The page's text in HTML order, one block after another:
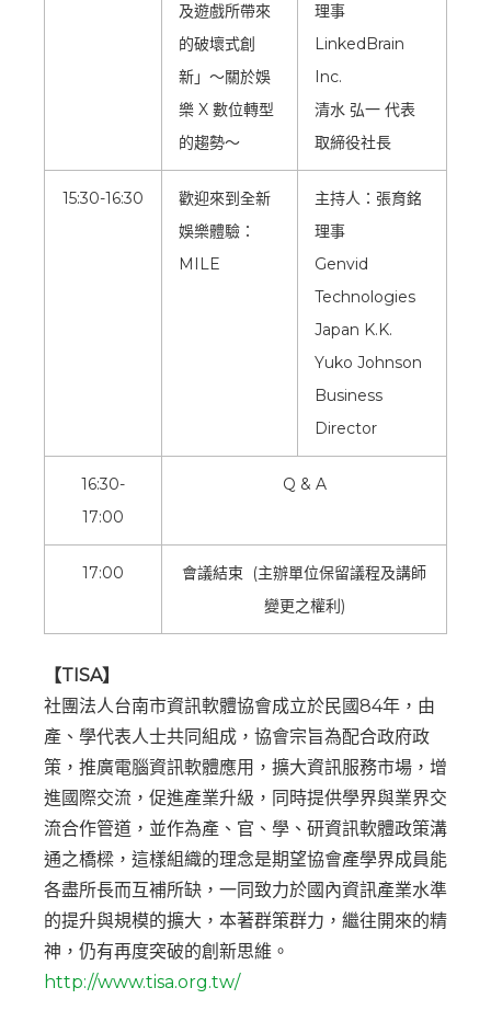
及遊戲所帶來
的破壞式創
新」～關於娛
樂 X 數位轉型
的趨勢～
理事
LinkedBrain
Inc.
清水 弘一 代表
取締役社長
15:30-16:30
歡迎來到全新
娛樂體驗：
MILE
主持人：張育銘
理事
Genvid
Technologies
Japan K.K.
Yuko Johnson
Business
Director
16:30-
17:00
Q & A
17:00
會議結束 (主辦單位保留議程及講師
變更之權利)
【TISA】
社團法人台南市資訊軟體協會成立於民國84年，由
產、學代表人士共同組成，協會宗旨為配合政府政
策，推廣電腦資訊軟體應用，擴大資訊服務市場，增
進國際交流，促進產業升級，同時提供學界與業界交
流合作管道，並作為產、官、學、研資訊軟體政策溝
通之橋樑，這樣組織的理念是期望協會產學界成員能
各盡所長而互補所缺，一同致力於國內資訊產業水準
的提升與規模的擴大，本著群策群力，繼往開來的精
神，仍有再度突破的創新思維。
http://www.tisa.org.tw/